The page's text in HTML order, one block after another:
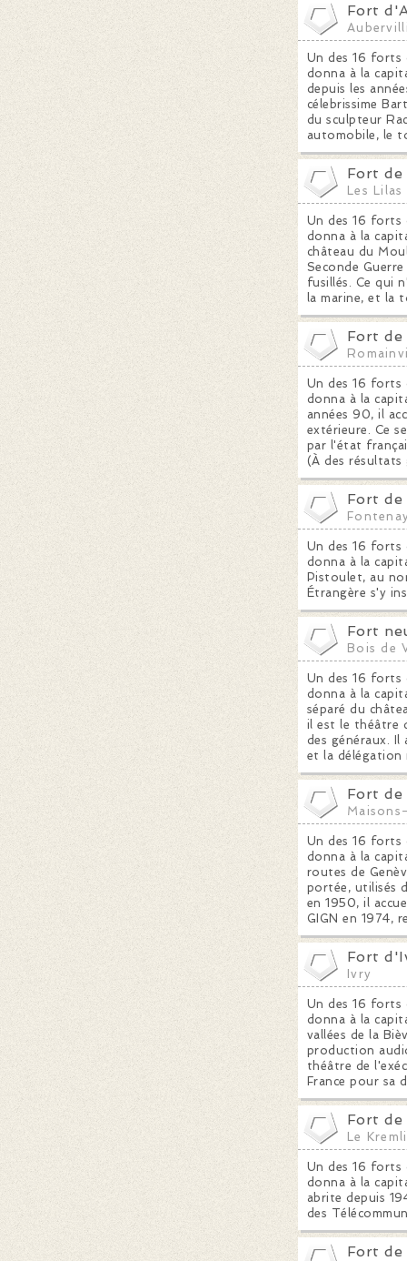
Fort
Un des 16 forts
donna à la
depuis les
célebrissime
du sculpteur
automobile, le
Fort de
Les Lilas
Un des 16 forts
donna à la
château du
Seconde
fusillés. Ce qui
la marine, et la
Fort de
Un des 16 forts
donna à la
années 90, il
extérieure. Ce
par l'état
(À des résultats
Fort de
Un des 16 forts
donna à la
Pistoulet, au
Étrangère s'y
Fort
Bois de
Un des 16 forts
donna à la
séparé du
il est le théâtre
des généraux. Il
et la délégation
Fort de
Un des 16 forts
donna à la
routes de
portée, utilisés
en 1950, il
GIGN en 1974,
Fort
Ivry
Un des 16 forts
donna à la
vallées de la
production
théâtre de
France pour sa
Fort de
Le
Un des 16 forts
donna à la
abrite depuis
des
Fort